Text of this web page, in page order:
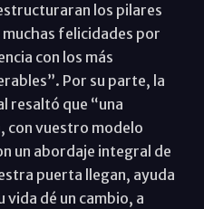
los pilares
felicidades por
con los más
Por su parte, la
resaltó que “una
con vuestro modelo
un abordaje integral de
puerta llegan, ayuda
vida dé un cambio, a